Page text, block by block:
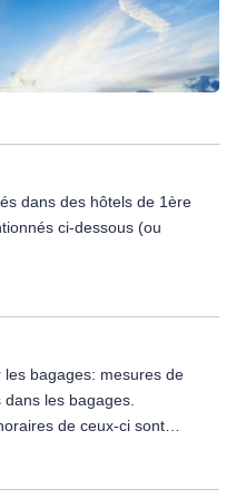
dans des hôtels de 1ère
ci-dessous (ou
Boucherville
Est
Le Parasol
bagages: mesures de
dans les bagages
de ceux-ci sont
le départ. Les vols